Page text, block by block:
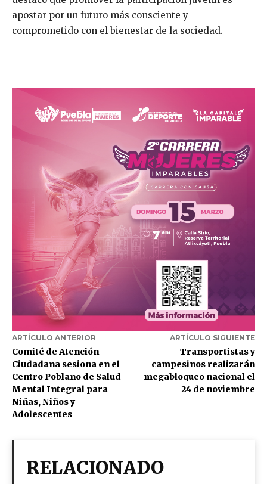
apostar por un futuro más consciente y
comprometido con el bienestar de la sociedad.
ARTÍCULO ANTERIOR
Comité de Atención
Ciudadana sesiona en el
Centro Poblano de Salud
Mental Integral para
Niñas, Niños y
Adolescentes
ARTÍCULO SIGUIENTE
Transportistas y
campesinos realizarán
megabloqueo nacional el
24 de noviembre
RELACIONADO